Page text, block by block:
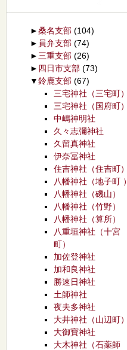
►桑名支部 (104)
► 員弁支部 (74)
► 三重支部 (26)
► 四日市支部 (73)
▼鈴鹿支部 (67)
三宅神社（三宅町）
三宅神社（国府町）
中嶋神明社
久々志彌神社
久留真神社
伊奈冨神社
住吉神社（住吉町）
八幡神社（地子町 ）
八幡神社（磯山）
八幡神社（竹野）
八幡神社（算所）
八重垣神社（十宮
町）
加佐登神社
加和良神社
勝速日神社
土師神社
夜夫多神社
大井神社（山辺町）
大御寶神社
大木神社（石薬師